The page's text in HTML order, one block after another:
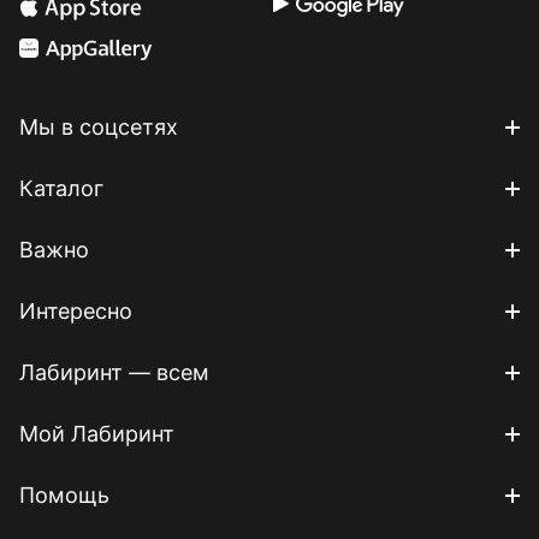
Мы в соцсетях
Каталог
Важно
Интересно
Лабиринт — всем
Мой Лабиринт
Помощь